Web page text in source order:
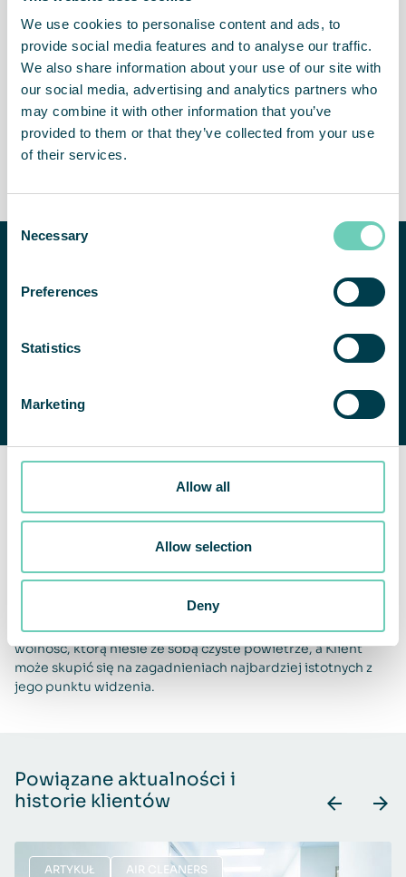
We use cookies to personalise content and ads, to
provide social media features and to analyse our traffic.
We also share information about your use of our site with
our social media, advertising and analytics partners who
may combine it with other information that you’ve
provided to them or that they’ve collected from your use
of their services.
Selection
Necessary
Preferences
Statistics
Marketing
Allow all
Allow selection
Deny
Bezpieczniejsze środowisko
Zapewniona jakość
produktów
Rozwiązanie elastyczne i
poprawie jakości
pomieszczeniach?
rozwiązanie.
SKONTAKTUJ SIĘ Z NAMI
The QleanAir Difference
bezproblemowe w eksploatacji. Możemy dostosować
rozwiązanie do konkretnych potrzeb, przeprowadzając
zgodność z aktualnie obowiązującymi przepisami oraz
trwałość rozwiązania. Nasze urządzenia zapewniają
wolność, którą niesie ze sobą czyste powietrze, a Klient
może skupić się na zagadnieniach najbardziej istotnych z
jego punktu widzenia.
Powiązane aktualności i
historie klientów
ARTYKUŁ AIR CLEANERS